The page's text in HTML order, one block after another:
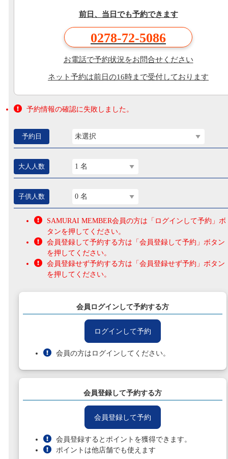
前日、当日でも予約できます
0278-72-5086
お電話で予約状況をお問合せください
ネット予約は前日の16時まで受付しております
予約情報の確認に失敗しました。
予約日 未選択
大人人数 1 名
子供人数 0 名
SAMURAI MEMBER会員の方は「ログインして予約」ボ
タンを押してください。
会員登録して予約する方は「会員登録して予約」ボタン
を押してください。
会員登録せず予約する方は「会員登録せず予約」ボタン
を押してください。
会員ログインして予約する方
ログインして予約
会員の方はログインしてください。
会員登録して予約する方
会員登録して予約
会員登録するとポイントを獲得できます。
ポイントは他店舗でも使えます